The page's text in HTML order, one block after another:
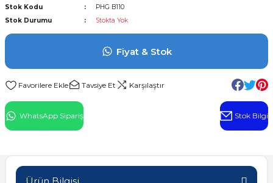
Stok Kodu
PHG B110
Stok Durumu
Stokta Yok
Fiyat & Stok
Tavsiye Et Karşılaştır
WhatsApp Sipariş Stok Bilgi